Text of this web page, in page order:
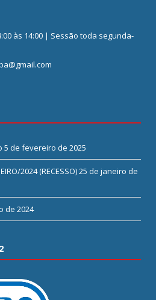
às 14:00 | Sessão toda segunda-
5 de fevereiro de 2025
2024 (RECESSO)25 de janeiro de
de 2024